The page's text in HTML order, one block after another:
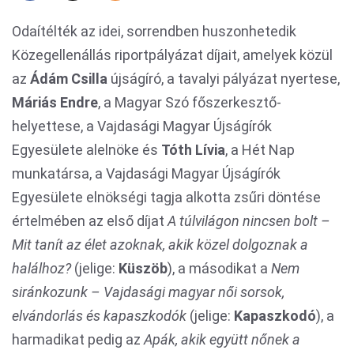
Odaítélték az idei, sorrendben huszonhetedik
Közegellenállás riportpályázat díjait, amelyek közül
az Ádám Csilla újságíró, a tavalyi pályázat nyertese,
Máriás Endre, a Magyar Szó főszerkesztő-
helyettese, a Vajdasági Magyar Újságírók
Egyesülete alelnöke és Tóth Lívia, a Hét Nap
munkatársa, a Vajdasági Magyar Újságírók
Egyesülete elnökségi tagja alkotta zsűri döntése
értelmében az első díjat A túlvilágon nincsen bolt –
Mit tanít az élet azoknak, akik közel dolgoznak a
halálhoz?(jelige: Küszöb), a másodikat a Nem
siránkozunk – Vajdasági magyar női sorsok,
elvándorlás és kapaszkodók (jelige: Kapaszkodó), a
harmadikat pedig az Apák, akik együtt nőnek a